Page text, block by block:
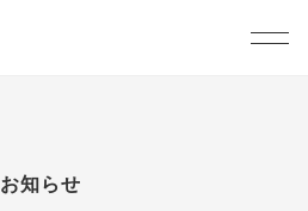
お知らせ